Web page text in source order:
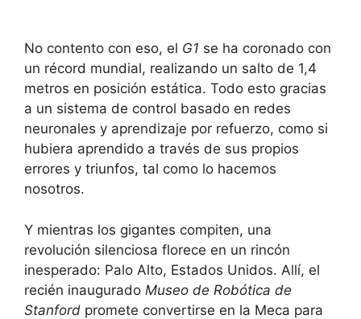
No contento con eso, el G1 se ha coronado con
un récord mundial, realizando un salto de 1,4
metros en posición estática. Todo esto gracias
a un sistema de control basado en redes
neuronales y aprendizaje por refuerzo, como si
hubiera aprendido a través de sus propios
errores y triunfos, tal como lo hacemos
nosotros.
Y mientras los gigantes compiten, una
revolución silenciosa florece en un rincón
inesperado: Palo Alto, Estados Unidos. Allí, el
recién inaugurado Museo de Robótica de
Stanford promete convertirse en la Meca para